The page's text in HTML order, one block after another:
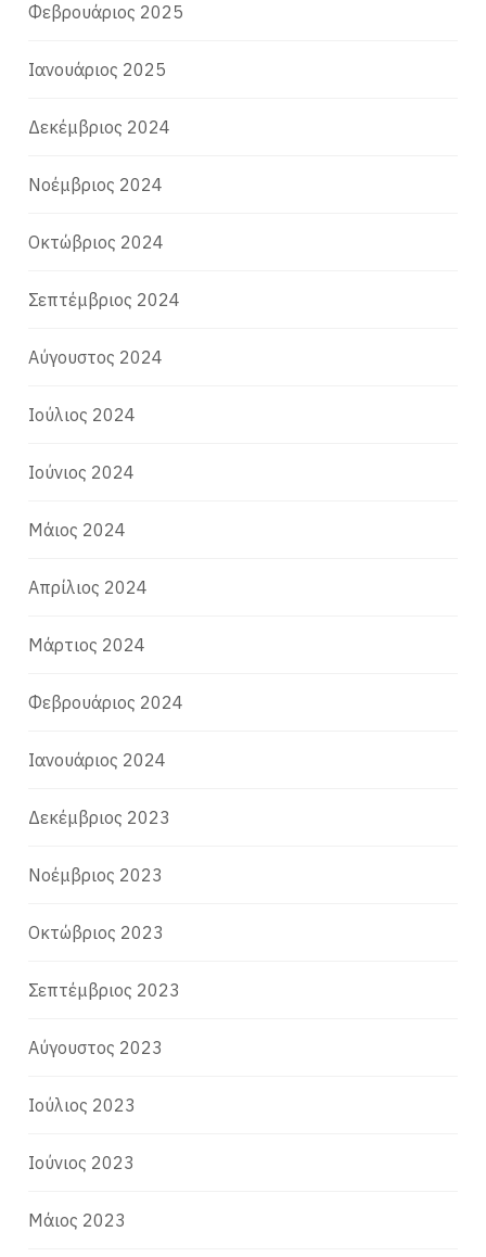
Φεβρουάριος 2025
Ιανουάριος 2025
Δεκέμβριος 2024
Νοέμβριος 2024
Οκτώβριος 2024
Σεπτέμβριος 2024
Αύγουστος 2024
Ιούλιος 2024
Ιούνιος 2024
Μάιος 2024
Απρίλιος 2024
Μάρτιος 2024
Φεβρουάριος 2024
Ιανουάριος 2024
Δεκέμβριος 2023
Νοέμβριος 2023
Οκτώβριος 2023
Σεπτέμβριος 2023
Αύγουστος 2023
Ιούλιος 2023
Ιούνιος 2023
Μάιος 2023